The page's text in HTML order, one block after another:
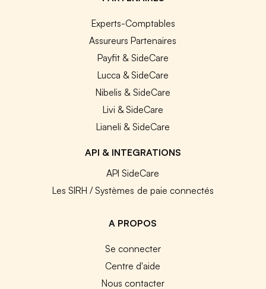
Experts-Comptables
Assureurs Partenaires
Payfit & SideCare
Lucca & SideCare
Nibelis & SideCare
Livi & SideCare
Lianeli & SideCare
API & INTEGRATIONS
API SideCare
Les SIRH / Systèmes de paie connectés
A PROPOS
Se connecter
Centre d'aide
Nous contacter